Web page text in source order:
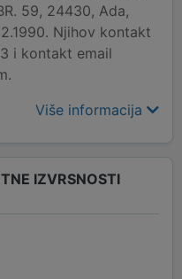
59, 24430, Ada,
Njihov kontakt
i kontakt email
Više informacija
IZVRSNOSTI